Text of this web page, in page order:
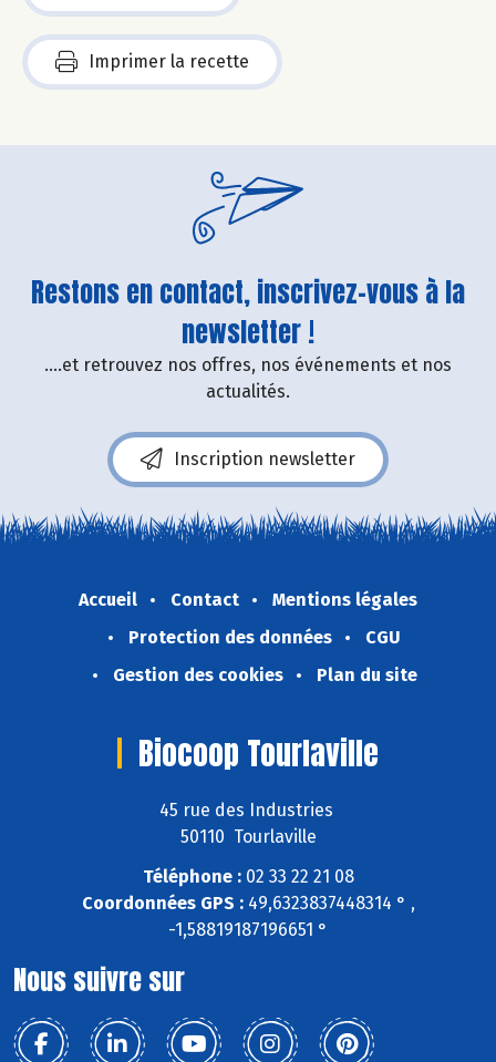
Imprimer la recette
Restons en contact, inscrivez-vous à la
newsletter !
....et retrouvez nos offres, nos événements et nos
actualités.
Inscription newsletter
Accueil Contact
Mentions légales
Protection des données
CGU
Gestion des cookies
Plan du site
Biocoop Tourlaville
45 rue des Industries
50110 Tourlaville
Téléphone :02 33 22 21 08
Coordonnées GPS :49,6323837448314 ° ,
-1,58819187196651 °
Nous suivre sur